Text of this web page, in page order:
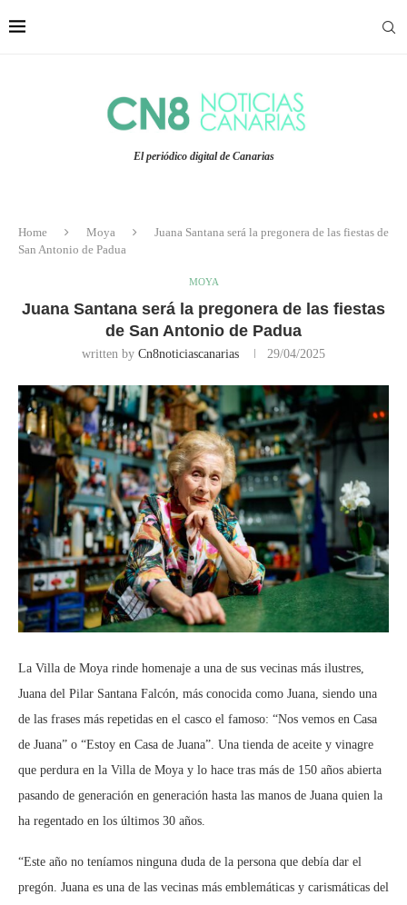
El periódico digital de Canarias
Home Moya
Juana Santana será la pregonera de las fiestas de
San Antonio de Padua
MOYA
Juana Santana será la pregonera de las fiestas
de San Antonio de Padua
written by Cn8noticiascanarias 29/04/2025
La Villa de Moya rinde homenaje a una de sus vecinas más ilustres,
Juana del Pilar Santana Falcón, más conocida como Juana, siendo una
de las frases más repetidas en el casco el famoso: “Nos vemos en Casa
de Juana” o “Estoy en Casa de Juana”. Una tienda de aceite y vinagre
que perdura en la Villa de Moya y lo hace tras más de 150 años abierta
pasando de generación en generación hasta las manos de Juana quien la
ha regentado en los últimos 30 años.
“Este año no teníamos ninguna duda de la persona que debía dar el
pregón. Juana es una de las vecinas más emblemáticas y carismáticas del